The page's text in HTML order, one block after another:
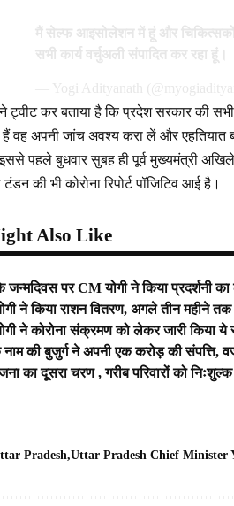
मैं सेल्फ आइसोलेशन में हूं और चिकित्सकों
सभी कार्य वर्चुअली संपादित कर रहा हूं।
— Yogi Adityanath
ट्वीट कर बताया है कि प्रदेश सरकार की
वह अपनी जांच अवश्य करा लें और एहतियात
पहले बुधवार सुबह ही पूर्व मुख्यमंत्री
की भी कोरोना रिपोर्ट पॉजिटिव आई है।
Also Like
जन्मदिवस पर CM योगी ने किया प्रदर्शनी
ने किया राशन वितरण, अगले तीन महीने तक
ने कोरोना संक्रमण को लेकर जारी किया
नाम की बुजुर्ग ने अपनी एक करोड़ की संपत्ति,
का दूसरा चरण , गरीब परिवारों को
Pradesh Uttar Pradesh Chief Minister